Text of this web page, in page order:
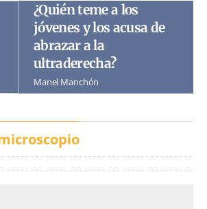
¿Quién teme a los
jóvenes y los acusa de
abrazar a la
ultraderecha?
Manel Manchón